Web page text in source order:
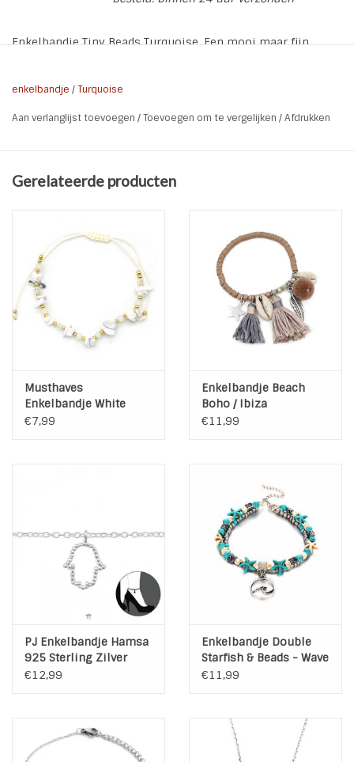
Enkelbandje Tiny Beads Turquoise. Een mooi maar fijn
natuursteentjes. Ook verkrijgbaar in plus size
* Lengte: 22 cm + 4,5 cm of 32,5 cm (plus size) MAAK
Handgemaakte enkelbandjes kunnen een kleine afwijkende
maat hebben.
enkelbandje /Turquoise
Aan verlanglijst toevoegen /Toevoegen om te vergelijken /Afdrukken
Gerelateerde producten
Musthaves
Enkelbandje White
Stones
€7,99
Enkelbandje Beach
Boho / Ibiza
€11,99
PJ Enkelbandje Hamsa
925 Sterling Zilver
€12,99
Enkelbandje Double
Starfish & Beads - Wave
Charm
€11,99